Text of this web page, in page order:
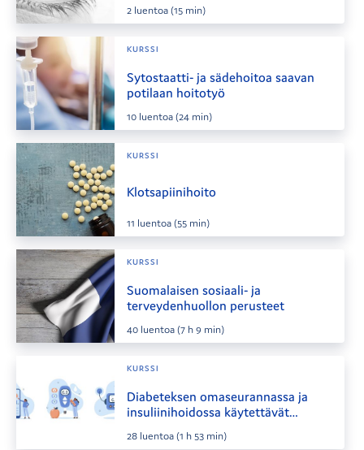
2 luentoa(15 min)
KURSSI
Sytostaatti- ja sädehoitoa saavan
potilaan hoitotyö
10 luentoa(24 min)
KURSSI
Klotsapiinihoito
11 luentoa(55 min)
KURSSI
Suomalaisen sosiaali- ja
terveydenhuollon perusteet
40 luentoa(7 h 9 min)
KURSSI
Diabeteksen omaseurannassa ja
insuliinihoidossa käytettävät
28 luentoa(1 h 53 min)